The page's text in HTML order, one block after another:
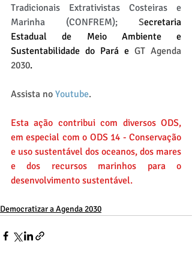
Tradicionais Extrativistas Costeiras e
Marinha (CONFREM); Secretaria
Estadual de Meio Ambiente e
Sustentabilidade do Pará e GT Agenda
2030.
Assista no Youtube.
Esta ação contribui com diversos ODS,
em especial com o ODS 14 - Conservação
e uso sustentável dos oceanos, dos mares
e dos recursos marinhos para o
desenvolvimento sustentável.
Democratizar a Agenda 2030